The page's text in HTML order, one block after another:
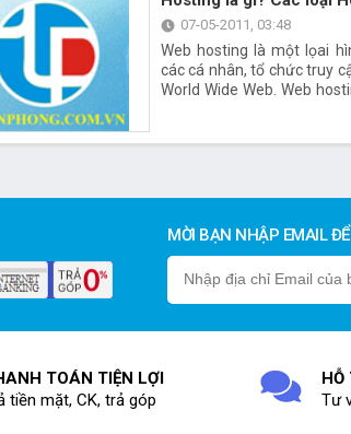
07-05-2011, 03:48
Web hosting là một lọai
các cá nhân, tổ chức truy
World Wide Web. Web
lưu trữ
MỜI BẠN NHẬP EMAIL
TOÁN TIỆN LỢI
tiền mặt, CK, trả góp
HỖ
Tư